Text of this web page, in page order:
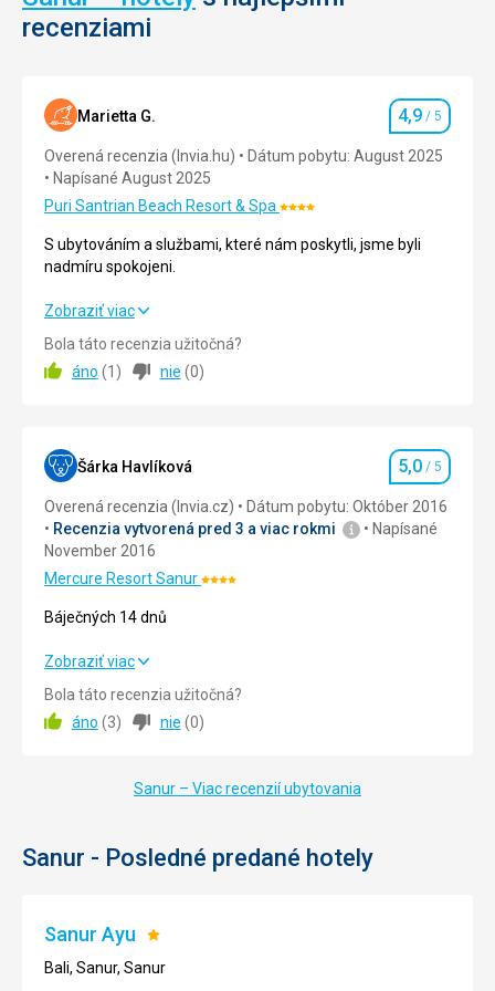
recenziami
Marietta G. Hodnotenie
4,9 / 5
Overená recenzia (Invia.hu)
Dátum pobytu: August 2025
Napísané August 2025
Puri Santrian Beach Resort & SpaHodnotenie:
4/5
S ubytováním a službami, které nám poskytli, jsme byli
nadmíru spokojeni.
S ubytováním a službami, které nám poskytli, jsme byli
Strava
Okolie 5,0/ 5
Služby 5,0 / 5
Cena
Zobraziť viac
Bola táto recenzia užitočná?
áno (1 ) nie (0)
Šárka Havlíková Hodnotenie
5,0 / 5
Overená recenzia (Invia.cz)
Dátum pobytu: Október 2016
Recenzia vytvorená pred 3 a viac rokmi
Napísané
November 2016
Mercure Resort SanurHodnotenie:
Báječných 14 dnů
Báječných 14 dnů
Strava
Pláž byla velmi blízko, čistá, velmi málo lidí v oceánu, takže
Zobraziť viac
Bola táto recenzia užitočná?
áno (3) nie (0)
Sanur – Viac recenzií ubytovania
Sanur - Posledné predané hotely
Sanur Ayu Hodnotenie:
1/5
Bali, Sanur, Sanur